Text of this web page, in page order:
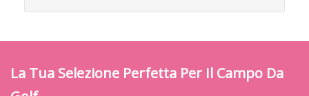
La Tua Selezione Perfetta Per Il Campo Da